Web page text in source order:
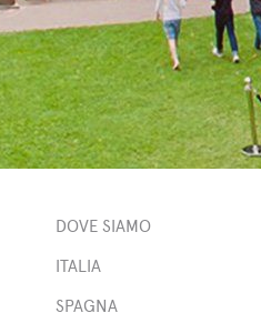
DOVE SIAMO
ITALIA
SPAGNA